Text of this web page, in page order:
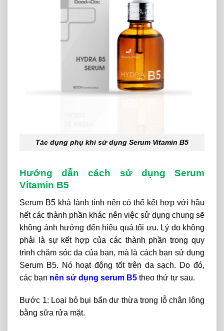
Tác dụng phụ khi sử dụng Serum Vitamin B5
Hướng dẫn cách sử dụng Serum
Vitamin B5
Serum B5 khá lành tính nên có thể kết hợp với hầu
hết các thành phần khác nên việc sử dụng chung sẽ
không ảnh hưởng đến hiệu quả tối ưu. Lý do không
phải là sự kết hợp của các thành phần trong quy
trình chăm sóc da của bạn, mà là cách bạn sử dụng
Serum B5. Nó hoạt động tốt trên da sạch. Do đó,
các bạn nên sử dụng serum B5 theo thứ tự sau.
Bước 1: Loại bỏ bụi bẩn dư thừa trong lỗ chân lông
bằng sữa rửa mặt.